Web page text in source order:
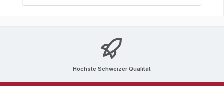
Höchste Schweizer Qualität